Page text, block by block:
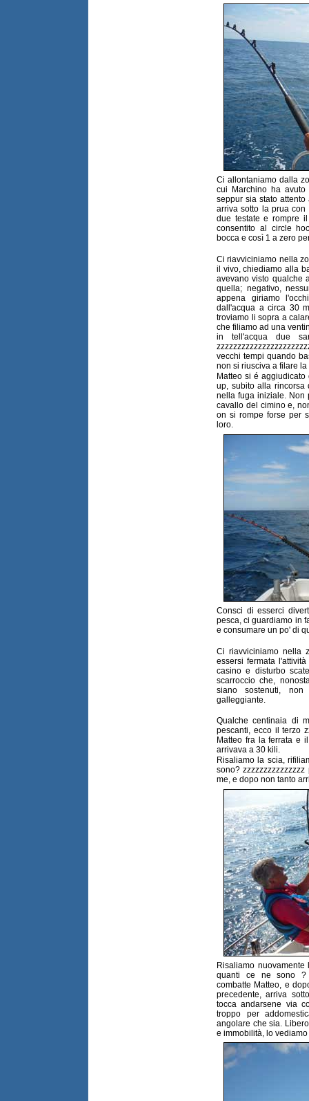
Ci allontaniamo dalla
cui Marchino ha
seppur sia stato
arriva sotto la prua
due testate e rompre
consentito al circle
bocca e così 1 a zero
Ci riavviciniamo nella
il vivo, chiediamo alla
avevano visto qualche
quella; negativo,
appena giriamo
dall'acqua a circa 30
troviamo li sopra a
che filiamo ad una
in tell'acqua due
vecchi tempi quando
non si riusciva a filare
Matteo si é
up, subito alla
nella fuga iniziale. Non
cavallo del cimino e,
on si rompe forse per
loro.
Consci di esserci
pesca, ci guardiamo in
e consumare un po' di
Ci riavviciniamo nella
essersi fermata
casino e disturbo
scarroccio che,
siano sostenuti,
galleggiante.
Qualche centinaia di
pescanti, ecco il terzo
Matteo fra la ferrata e
arrivava a 30 kili.
Risaliamo la scia,
sono?
me, e dopo non tanto
Risaliamo
quanti ce ne sono ?
combatte Matteo, e
precedente, arriva
tocca andarsene via
troppo per
angolare che sia.
e immobilità, lo